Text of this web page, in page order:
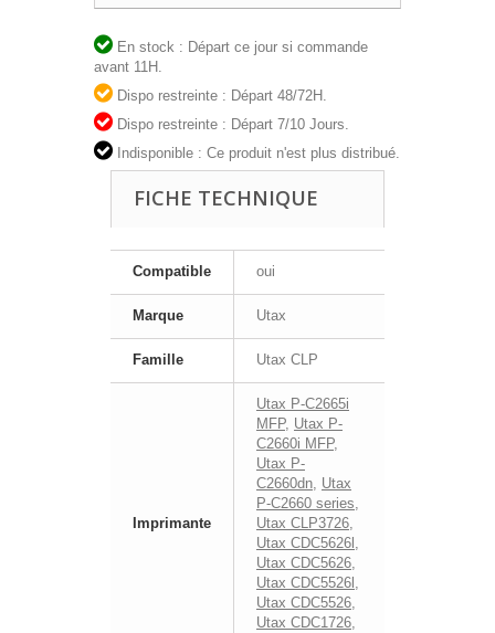
En stock : Départ ce jour si commande
avant 11H.
Dispo restreinte : Départ 48/72H.
Dispo restreinte : Départ 7/10 Jours.
Indisponible : Ce produit n'est plus distribué.
FICHE TECHNIQUE
Compatible oui
Marque Utax
Famille Utax CLP
Imprimante
Utax P-C2665i
MFP, Utax P-
C2660i MFP,
Utax P-
C2660dn, Utax
P-C2660 series,
Utax CLP3726,
Utax CDC5626l ,
Utax CDC5626,
Utax CDC5526l ,
Utax CDC5526,
Utax CDC1726,